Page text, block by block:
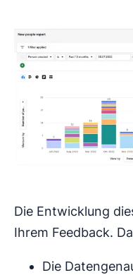
Die Entwicklung
Ihrem Feedback.
Die